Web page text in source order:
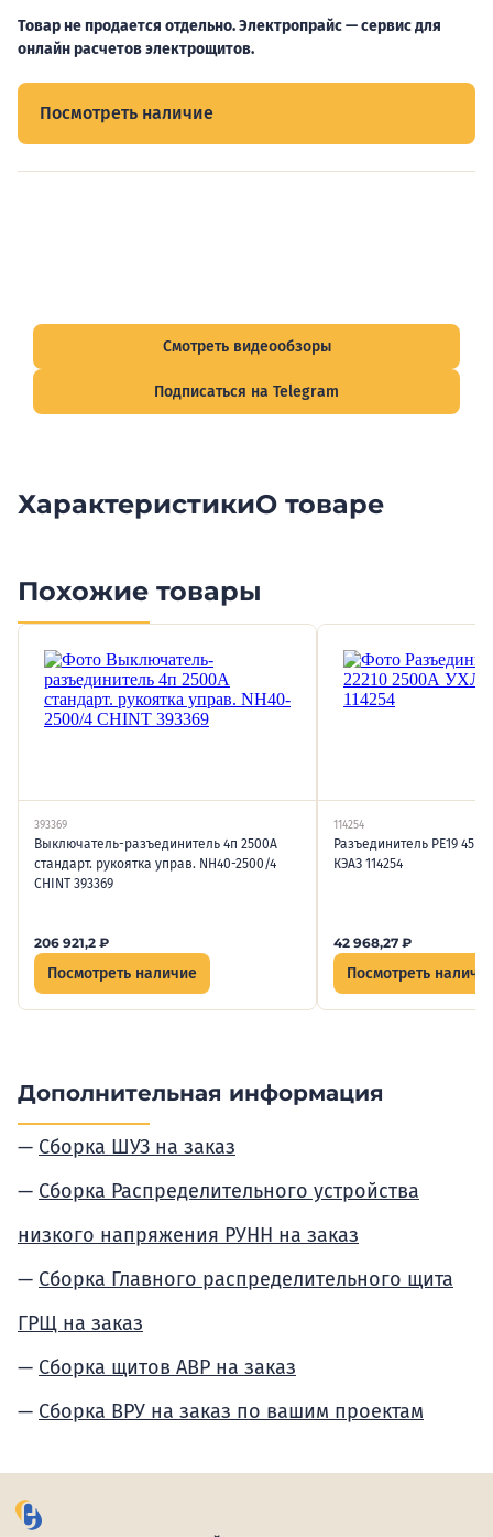
Товар не продается отдельно. Электропрайс — сервис для
онлайн расчетов электрощитов.
Посмотреть наличие
Смотреть видеообзоры
Подписаться на Telegram
ХарактеристикиО товаре
Похожие товары
393369
Выключатель-разъединитель 4п 2500А
стандарт. рукоятка управ. NH40-2500/4
CHINT 393369
206 921,2 ₽
Посмотреть наличие
114254
Разъединитель РЕ19 45
КЭАЗ 114254
42 968,27 ₽
Посмотреть
Дополнительная информация
Сборка ШУЗ на заказ
Сборка Распределительного устройства
низкого напряжения РУНН на заказ
Сборка Главного распределительного щита
ГРЩ на заказ
Сборка щитов АВР на заказ
Сборка ВРУ на заказ по вашим проектам